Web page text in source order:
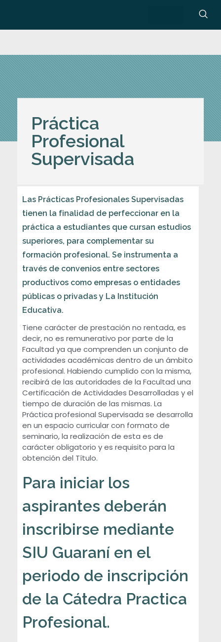
Práctica
Profesional
Supervisada
P
r
á
c
t
c
a
P
r
o
f
e
s
o
n
Las Prácticas Profesionales Supervisadas
tienen la finalidad de perfeccionar en la
práctica a estudiantes que cursan estudios
superiores, para complementar su
formación profesional. Se instrumenta a
través de convenios entre sectores
productivos como empresas o entidades
públicas o privadas y La Institución
Educativa.
Tiene carácter de prestación no rentada, es
decir, no es remunerativo por parte de la
Facultad ya que comprenden un conjunto de
actividades académicas dentro de un ámbito
profesional. Habiendo cumplido con la misma,
recibirá de las autoridades de la Facultad una
Certificación de Actividades Desarrolladas y el
tiempo de duración de las mismas. La
Práctica profesional Supervisada se desarrolla
en un espacio curricular con formato de
seminario, la realización de esta es de
carácter obligatorio y es requisito para la
obtención del Título.
Para iniciar los
aspirantes deberán
inscribirse mediante
SIU Guaraní en el
periodo de inscripción
de la Cátedra Practica
Profesional.